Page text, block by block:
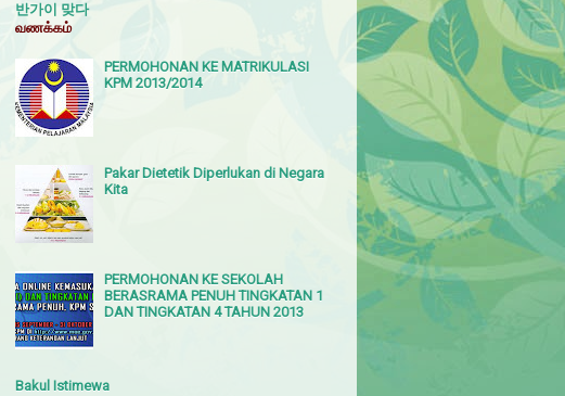
반가이 맞다
வணக்கம்
PERMOHONAN KE MATRIKULASI
KPM 2013/2014
Pakar Dietetik Diperlukan di Negara
Kita
PERMOHONAN KE SEKOLAH
BERASRAMA PENUH TINGKATAN 1
DAN TINGKATAN 4 TAHUN 2013
Bakul Istimewa